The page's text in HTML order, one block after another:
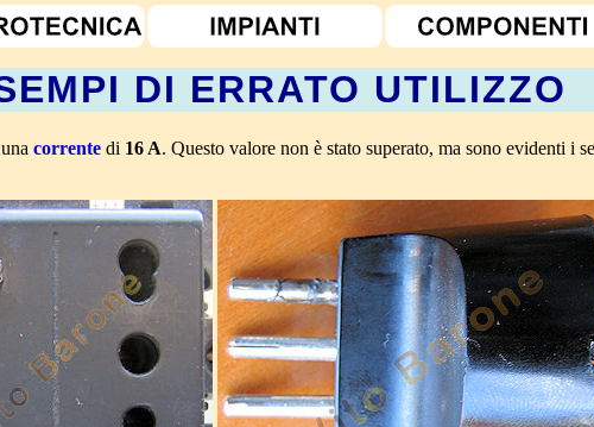
DI ERRATO UTILIZZO
corrente di 16 A. Questo valore non è stato superato, ma sono evidenti i